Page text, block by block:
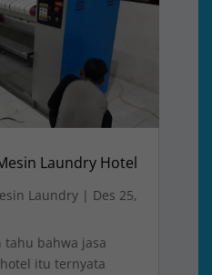
Laundry Hotel
Laundry | Des 25,
tahu bahwa jasa
itu ternyata